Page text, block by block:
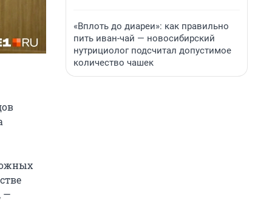
—
«Вплоть до диареи»: как правильно
пить иван-чай — новосибирский
нутрициолог подсчитал допустимое
количество чашек